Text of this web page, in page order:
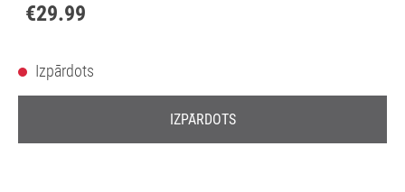
€29.99
Izpārdots
IZPĀRDOTS